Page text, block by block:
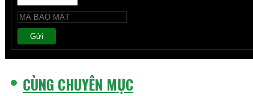
Gửi
CÙNG CHUYÊN MỤC